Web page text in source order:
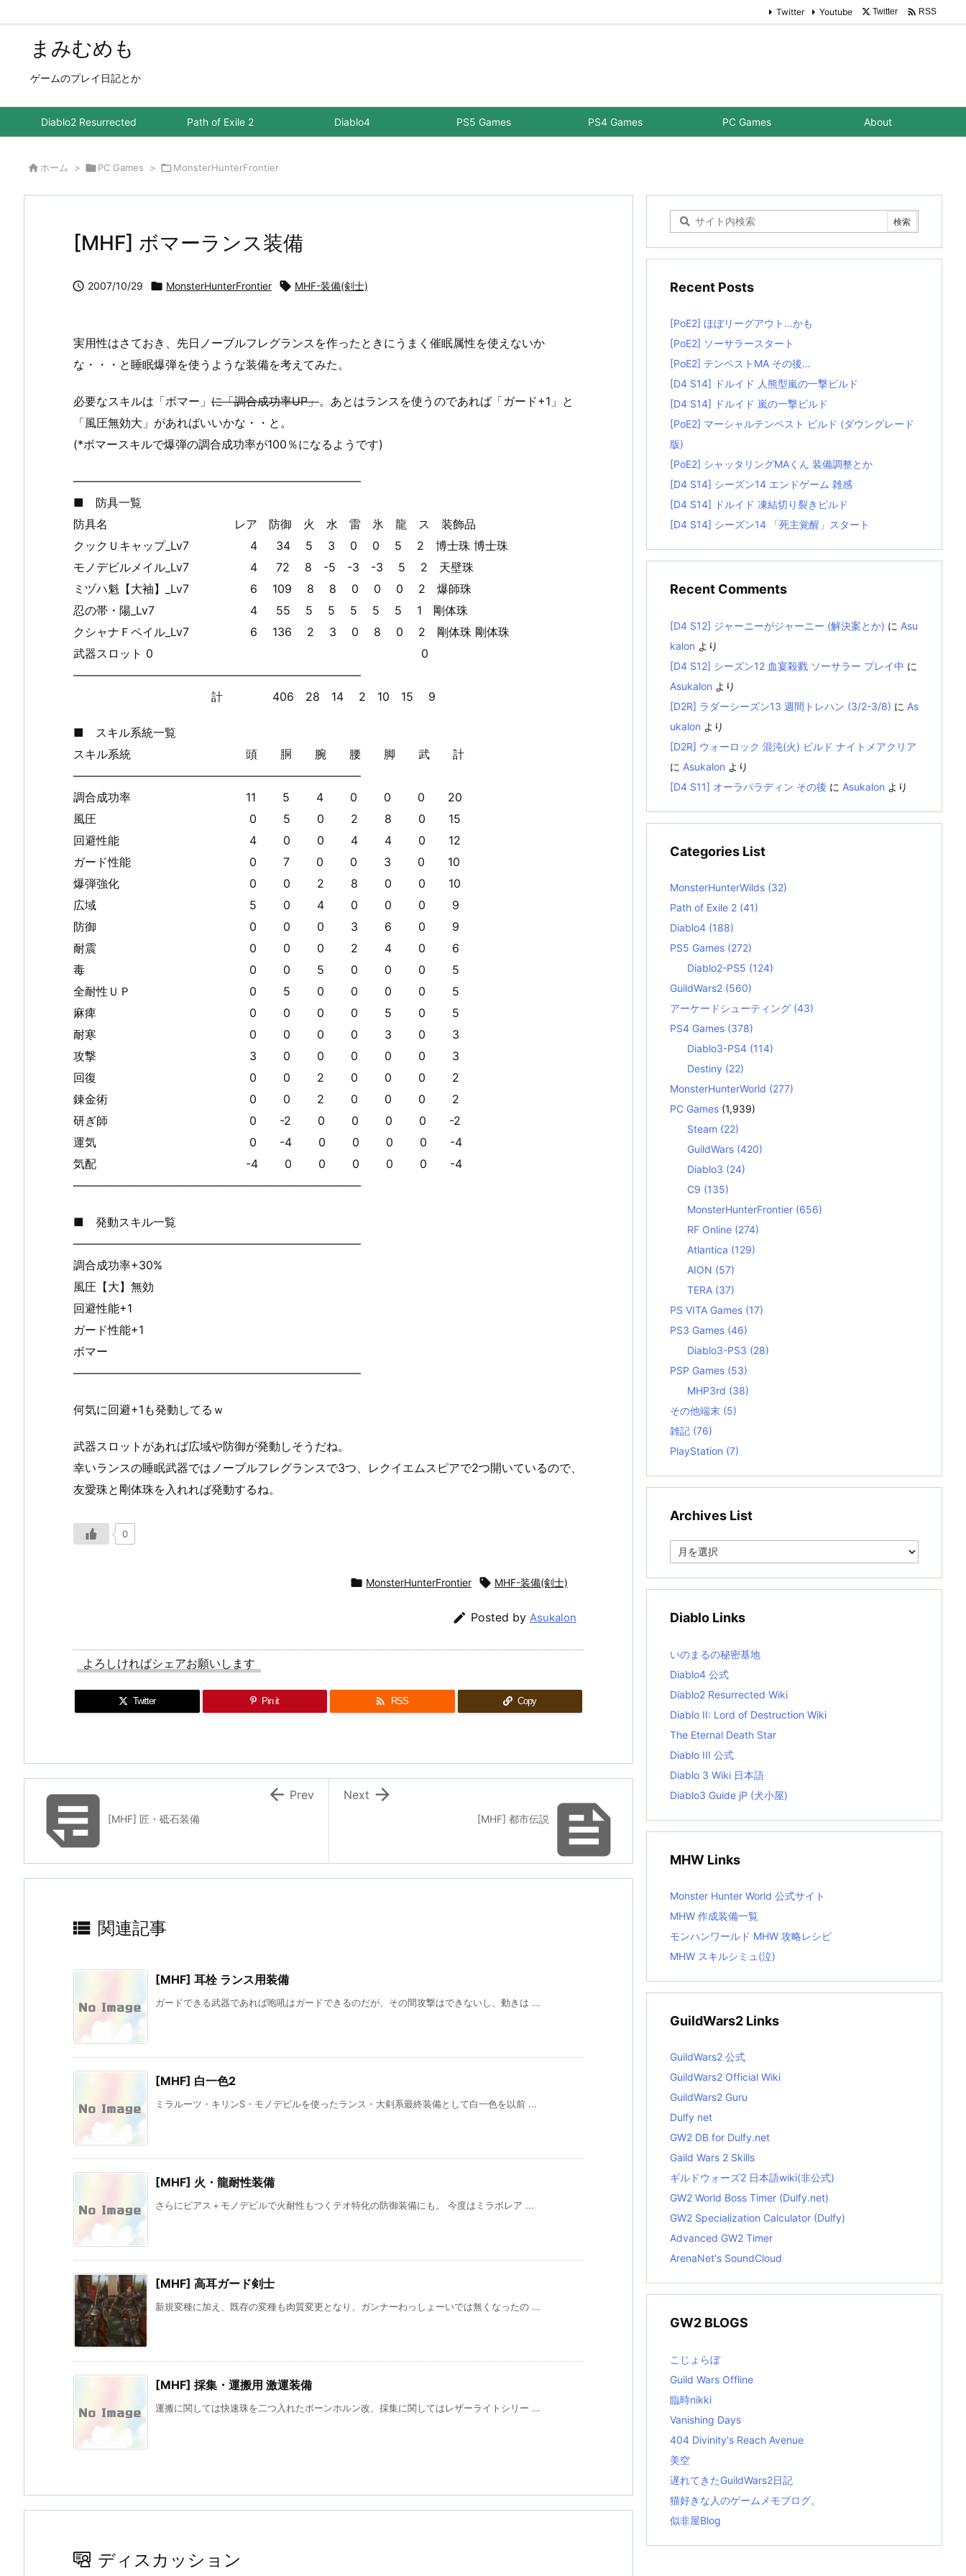
まみむめも
ゲームのプレイ日記とか
Diablo2 Resurrected Path of Exile 2 Diablo4 PS5 Games PS4 Games PC Games About
Twitter Youtube Twitter  RSS
 ホーム > PC Games > MonsterHunterFrontier
[MHF] ボマーランス装備
 2007/10/29  MonsterHunterFrontier  MHF-装備(剣士)
実用性はさておき、先日ノーブルフレグランスを作ったときにうまく催眠属性を使えないか
な・・・と睡眠爆弾を使うような装備を考えてみた。
必要なスキルは「ボマー」 に「調合成功率UP」。あとはランスを使うのであれば「ガード+1」と
「風圧無効大」があればいいかな・・と。
(*ボマースキルで爆弾の調合成功率が100％になるようです)
—————————————————————————
■ 防具一覧
防具名 レア 防御 火 水 雷 氷 龍 ス 装飾品
クックＵキャップ_Lv7 4 34 5 3 0 0 5 2 博士珠 博士珠
モノデビルメイル_Lv7 4 72 8 -5 -3 -3 5 2 天壁珠
ミヅハ魁【大袖】_Lv7 6 109 8 8 0 0 0 2 爆師珠
忍の帯・陽_Lv7 4 55 5 5 5 5 5 1 剛体珠
クシャナＦペイル_Lv7 6 136 2 3 0 8 0 2 剛体珠 剛体珠
武器スロット 0 0
—————————————————————————
計 406 28 14 2 10 15 9
■ スキル系統一覧
スキル系統 頭 胴 腕 腰 脚 武 計
—————————————————————————
調合成功率 11 5 4 0 0 0 20
風圧 0 5 0 2 8 0 15
回避性能 4 0 0 4 4 0 12
ガード性能 0 7 0 0 3 0 10
爆弾強化 0 0 2 8 0 0 10
広域 5 0 4 0 0 0 9
防御 0 0 0 3 6 0 9
耐震 0 0 0 2 4 0 6
毒 0 0 5 0 0 0 5
全耐性ＵＰ 0 5 0 0 0 0 5
麻痺 0 0 0 0 5 0 5
耐寒 0 0 0 0 3 0 3
攻撃 3 0 0 0 0 0 3
回復 0 0 2 0 0 0 2
錬金術 0 0 2 0 0 0 2
研ぎ師 0 -2 0 0 0 0 -2
運気 0 -4 0 0 0 0 -4
気配 -4 0 0 0 0 0 -4
—————————————————————————
■ 発動スキル一覧
—————————————————————————
調合成功率+30%
風圧【大】無効
回避性能+1
ガード性能+1
ボマー
—————————————————————————
何気に回避+1も発動してるｗ
武器スロットがあれば広域や防御が発動しそうだね。
幸いランスの睡眠武器ではノーブルフレグランスで3つ、レクイエムスピアで2つ開いているので、
友愛珠と剛体珠を入れれば発動するね。
0
 MonsterHunterFrontier  MHF-装備(剣士)
 Posted by Asukalon
よろしければシェアお願いします
Twitter Pin it  RSS Copy

[MHF] 都市伝説

Next
[MHF] 匠・砥石装備
 Prev
 関連記事
[MHF] 耳栓 ランス用装備
ガードできる武器であれば咆吼はガードできるのだが、その間攻撃はできないし、動きは ...
[MHF] 白一色2
ミラルーツ・キリンS・モノデビルを使ったランス・大剣系最終装備として白一色を以前 ...
[MHF] 火・龍耐性装備
さらにピアス＋モノデビルで火耐性もつくテオ特化の防御装備にも。 今度はミラボレア ...
[MHF] 高耳ガード剣士
新規変種に加え、既存の変種も肉質変更となり、ガンナーわっしょーいでは無くなったの ...
[MHF] 採集・運搬用 激運装備
運搬に関しては快速珠を二つ入れたボーンホルン改、採集に関してはレザーライトシリー ...
ディスカッション
Recent Posts
[PoE2] ほぼリーグアウト…かも
[PoE2] ソーサラースタート
[PoE2] テンペストMA その後…
[D4 S14] ドルイド 人熊型嵐の一撃ビルド
[D4 S14] ドルイド 嵐の一撃ビルド
[PoE2] マーシャルテンペスト ビルド (ダウングレード
版)
[PoE2] シャッタリングMAくん 装備調整とか
[D4 S14] シーズン14 エンドゲーム 雑感
[D4 S14] ドルイド 凍結切り裂きビルド
[D4 S14] シーズン14 「死主覚醒」スタート
Recent Comments
[D4 S12] ジャーニーがジャーニー (解決案とか) に Asu
kalon より
[D4 S12] シーズン12 血宴殺戮 ソーサラー プレイ中 に
Asukalon より
[D2R] ラダーシーズン13 週間トレハン (3/2-3/8) に As
ukalon より
[D2R] ウォーロック 混沌(火) ビルド ナイトメアクリア
に Asukalon より
[D4 S11] オーラパラディン その後 に Asukalon より
Categories List
MonsterHunterWilds (32)
Path of Exile 2 (41)
Diablo4 (188)
PS5 Games (272)
Diablo2-PS5 (124)
GuildWars2 (560)
アーケードシューティング (43)
PS4 Games (378)
Diablo3-PS4 (114)
Destiny (22)
MonsterHunterWorld (277)
PC Games (1,939)
Steam (22)
GuildWars (420)
Diablo3 (24)
C9 (135)
MonsterHunterFrontier (656)
RF Online (274)
Atlantica (129)
AION (57)
TERA (37)
PS VITA Games (17)
PS3 Games (46)
Diablo3-PS3 (28)
PSP Games (53)
MHP3rd (38)
その他端末 (5)
雑記 (76)
PlayStation (7)
Archives List
e
i
s
t
Diablo Links
いのまるの秘密基地
Diablo4 公式
Diablo2 Resurrected Wiki
Diablo II: Lord of Destruction Wiki
The Eternal Death Star
Diablo III 公式
Diablo 3 Wiki 日本語
Diablo3 Guide jP (犬小屋)
MHW Links
Monster Hunter World 公式サイト
MHW 作成装備一覧
モンハンワールド MHW 攻略レシピ
MHW スキルシミュ(泣)
GuildWars2 Links
GuildWars2 公式
GuildWars2 Official Wiki
GuildWars2 Guru
Dulfy net
GW2 DB for Dulfy.net
Gaild Wars 2 Skills
ギルドウォーズ2 日本語wiki(非公式)
GW2 World Boss Timer (Dulfy.net)
GW2 Specialization Calculator (Dulfy)
Advanced GW2 Timer
ArenaNet's SoundCloud
GW2 BLOGS
こじょらぼ
Guild Wars Offline
臨時nikki
Vanishing Days
404 Divinity's Reach Avenue
美空
遅れてきたGuildWars2日記
猫好きな人のゲームメモブログ。
似非屋Blog